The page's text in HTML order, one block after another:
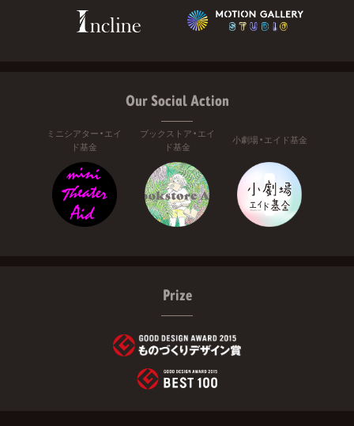
Our Social Action
ミニシアター・エイ
ド基金
ブックストア・エイ
ド基金
小劇場・エイド基金
Prize